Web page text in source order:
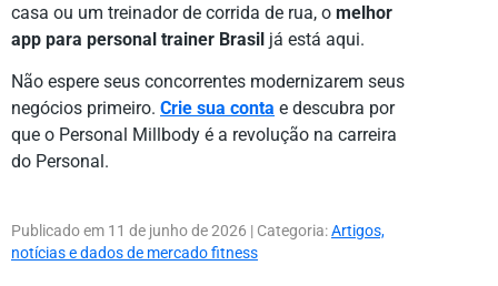
casa ou um treinador de corrida de rua, o melhor
app para personal trainer Brasil já está aqui.
Não espere seus concorrentes modernizarem seus
negócios primeiro. Crie sua conta e descubra por
que o Personal Millbody é a revolução na carreira
do Personal.
Publicado em 11 de junho de 2026 | Categoria:Artigos,
notícias e dados de mercado fitness